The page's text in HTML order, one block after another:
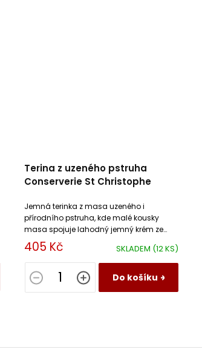
Terina z uzeného pstruha
Conserverie St Christophe
SKLADEM (12 KS)
405 Kč
Do košíku
Jemná terinka z masa uzeného i
přírodního pstruha, kde malé kousky
masa spojuje lahodný jemný krém ze
smetany a vajec.